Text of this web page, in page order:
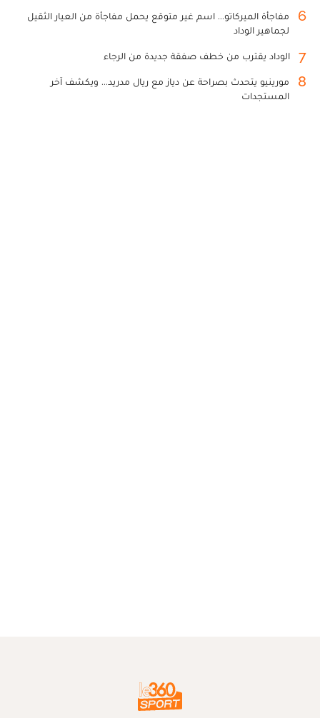
6
مفاجأة الميركاتو... اسم غير متوقع يحمل مفاجأة من العيار الثقيل
لجماهير الوداد
7 الوداد يقترب من خطف صفقة جديدة من الرجاء
8
مورينيو يتحدث بصراحة عن دياز مع ريال مدريد... ويكشف آخر
المستجدات